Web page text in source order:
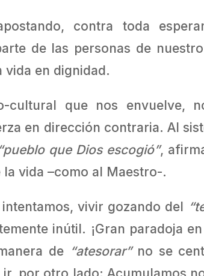
contra toda
de las personas de
vida en dignidad.
cultural que nos envuelve,
en dirección contraria. Al
“pueblo que Dios escogió”,
vida –como al Maestro-.
vivir gozando del
inútil. ¡Gran paradoja
de “atesorar”no se